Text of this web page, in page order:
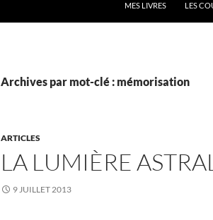
MES LIVRES LES
Archives par mot-clé : mémorisation
ARTICLES
LA LUMIÈRE
9 JUILLET 2013